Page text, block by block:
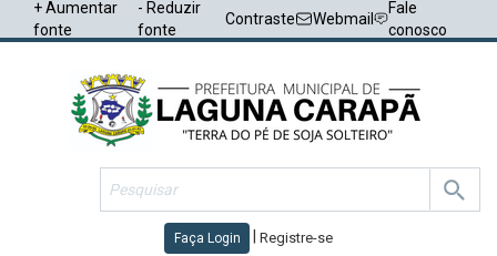
+ Aumentar
fonte
- Reduzir
fonte
Contraste Webmail
Fale
conosco
Faça Login Registre-se